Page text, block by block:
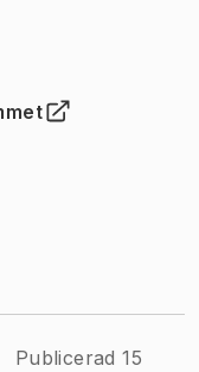
Publicerad 15